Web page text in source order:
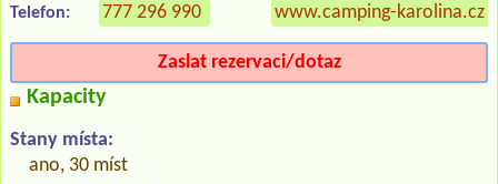
Telefon: 777 296 990 www.camping-karolina.cz
Zaslat rezervaci/dotaz
Kapacity
Stany místa:
ano, 30 míst